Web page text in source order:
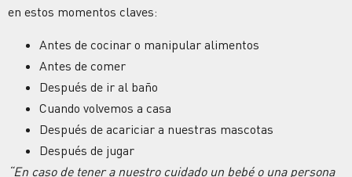
en estos momentos claves:
Antes de cocinar o manipular alimentos
Antes de comer
Después de ir al baño
Cuando volvemos a casa
Después de acariciar a nuestras mascotas
Después de jugar
“En caso de tener a nuestro cuidado un bebé o una persona